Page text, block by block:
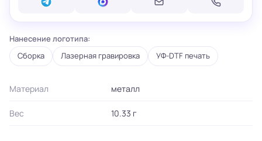
Нанесение логотипа:
Сборка Лазерная гравировка УФ-DTF печать
Материал металл
Вес 10.33 г